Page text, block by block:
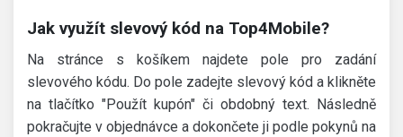
Jak využít slevový kód na Top4Mobile?
Na stránce s košíkem najdete pole pro zadání
slevového kódu. Do pole zadejte slevový kód a klikněte
na tlačítko "Použít kupón" či obdobný text. Následně
pokračujte v objednávce a dokončete ji podle pokynů na